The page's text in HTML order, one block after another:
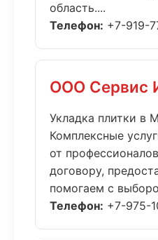
область....
Телефон: +7-919-
ООО Сервис
Укладка плитки в
Комплексные
от
договору,
помогаем с
Телефон: +7-975-